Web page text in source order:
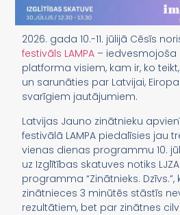
2026. gada 10.-11. jūlijā Cēsīs
festivāls LAMPA – iedvesmojoša
platforma visiem, kam ir, ko
un sarunāties par Latvijai,
svarīgiem jautājumiem.
Latvijas Jauno zinātnieku
festivālā LAMPA piedalīsies jau
vienas dienas programmu 10.
uz Izglītības skatuves notiks
programma “Zinātnieks. Dzīvs.”,
zinātnieces 3 minūtēs stāstīs
rezultātiem, bet par zinātnes